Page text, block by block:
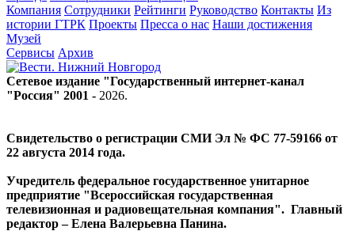
Компания Сотрудники Рейтинги Руководство Контакты Из
истории ГТРК Проекты Пресса о нас Наши достижения
Музей
Сервисы Архив
Сетевое издание "Государственный интернет-канал
"Россия" 2001 - 2026.
Свидетельство о регистрации СМИ Эл № ФС 77-59166 от
22 августа 2014 года.
Учредитель федеральное государственное унитарное
предприятие "Всероссийская государственная
телевизионная и радиовещательная компания". Главный
редактор – Елена Валерьевна Панина.